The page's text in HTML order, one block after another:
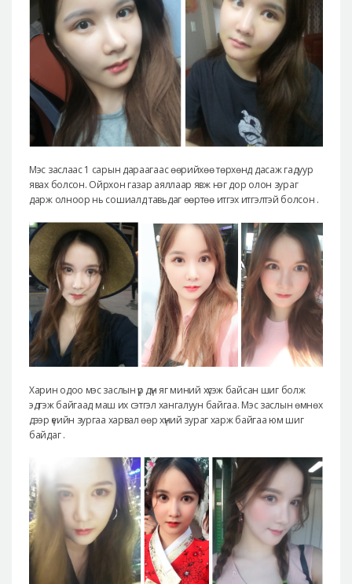
Мэс заслаас 1 сарын дараагаас өөрийхөө төрхөнд дасаж гадуур
явах болсон. Ойрхон газар аяллаар явж нэг дор олон зураг
дарж олноор нь сошиалд тавьдаг өөртөө итгэх итгэлтэй болсон .
Харин одоо мэс заслын үр дүн яг миний хүсэж байсан шиг болж
эдгэж байгаад маш их сэтгэл хангалуун байгаа. Мэс заслын өмнөх
дээр үеийн зургаа харвал өөр хүний зураг харж байгаа юм шиг
байдаг .